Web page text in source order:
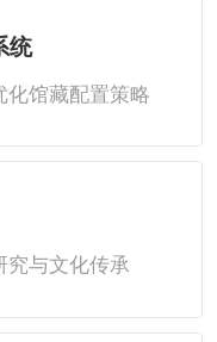
统
馆藏配置策略
究与文化传承